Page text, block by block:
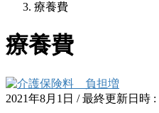
療養費
療養費
2021年8月1日 / 最終更新日時 :